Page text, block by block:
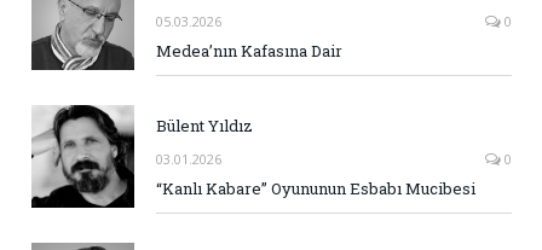
05.03.2026 0
Medea’nın Kafasına Dair
Bülent Yıldız
03.01.2026 0
“Kanlı Kabare” Oyununun Esbabı Mucibesi